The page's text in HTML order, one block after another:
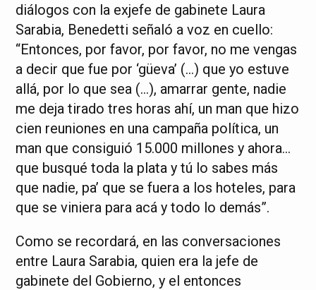
diálogos con la exjefe de gabinete Laura
Sarabia, Benedetti señaló a voz en cuello:
“Entonces, por favor, por favor, no me vengas
a decir que fue por ‘güeva’ (…) que yo estuve
allá, por lo que sea (…), amarrar gente, nadie
me deja tirado tres horas ahí, un man que hizo
cien reuniones en una campaña política, un
man que consiguió 15.000 millones y ahora…
que busqué toda la plata y tú lo sabes más
que nadie, pa’ que se fuera a los hoteles, para
que se viniera para acá y todo lo demás”.
Como se recordará, en las conversaciones
entre Laura Sarabia, quien era la jefe de
gabinete del Gobierno, y el entonces